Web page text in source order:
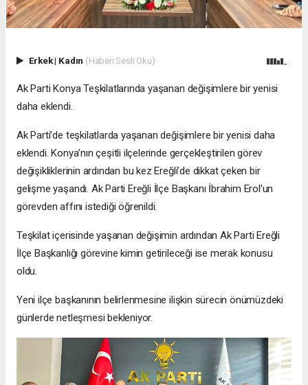
Erkek| Kadın (Haberi Sesli Oku)
Ak Parti Konya Teşkilatlarında yaşanan değişimlere bir yenisi
daha eklendi.
Ak Parti’de teşkilatlarda yaşanan değişimlere bir yenisi daha
eklendi. Konya’nın çeşitli ilçelerinde gerçekleştirilen görev
değişikliklerinin ardından bu kez Ereğli’de dikkat çeken bir
gelişme yaşandı. Ak Parti Ereğli İlçe Başkanı İbrahim Erol’un
görevden affını istediği öğrenildi.
Teşkilat içerisinde yaşanan değişimin ardından Ak Parti Ereğli
İlçe Başkanlığı görevine kimin getirileceği ise merak konusu
oldu.
Yeni ilçe başkanının belirlenmesine ilişkin sürecin önümüzdeki
günlerde netleşmesi bekleniyor.